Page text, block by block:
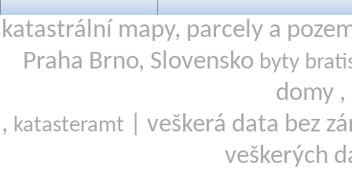
katastrální mapy, parcely a
Praha Brno, Slovensko byty
domy ,
, katasteramt
| veškerá data bez
veškerých